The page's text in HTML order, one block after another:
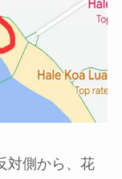
対側から、花